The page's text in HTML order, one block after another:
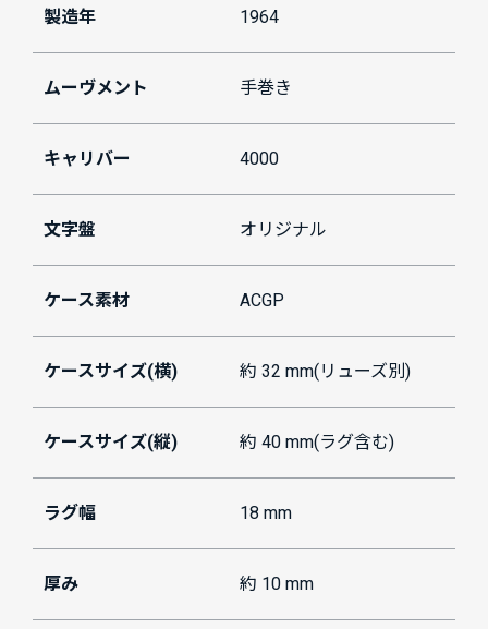
製造年 1964
ムーヴメント 手巻き
キャリバー 4000
文字盤 オリジナル
ケース素材 ACGP
ケースサイズ(横) 約 32 mm(リューズ別)
ケースサイズ(縦) 約 40 mm(ラグ含む)
ラグ幅 18 mm
厚み 約 10 mm